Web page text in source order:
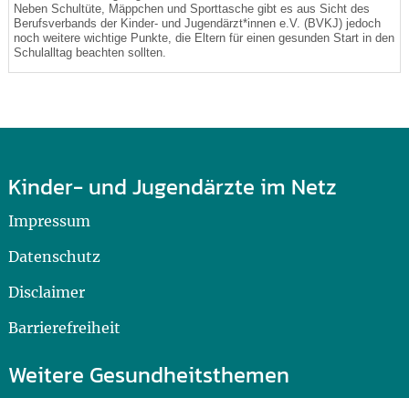
Neben Schultüte, Mäppchen und Sporttasche gibt es aus Sicht des
Berufsverbands der Kinder- und Jugendärzt*innen e.V. (BVKJ) jedoch
noch weitere wichtige Punkte, die Eltern für einen gesunden Start in den
Schulalltag beachten sollten.
Kinder- und Jugendärzte im Netz
Impressum
Datenschutz
Disclaimer
Barrierefreiheit
Weitere Gesundheitsthemen